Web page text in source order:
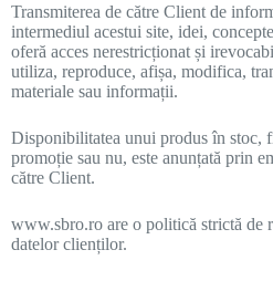
Transmiterea de către Client de
intermediul acestui site, idei,
oferă acces nerestricționat și
utiliza, reproduce, afișa, modifica,
materiale sau informații.
Disponibilitatea unui produs în stoc,
promoție sau nu, este anunțată prin
către Client.
www.sbro.ro are o politică strictă de
datelor clienților.